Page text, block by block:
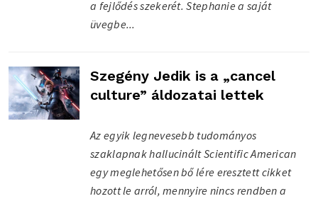
a fejlődés szekerét. Stephanie a saját
üvegbe...
Szegény Jedik is a „cancel
culture” áldozatai lettek
Az egyik legnevesebb tudományos
szaklapnak hallucinált Scientific American
egy meglehetősen bő lére eresztett cikket
hozott le arról, mennyire nincs rendben a